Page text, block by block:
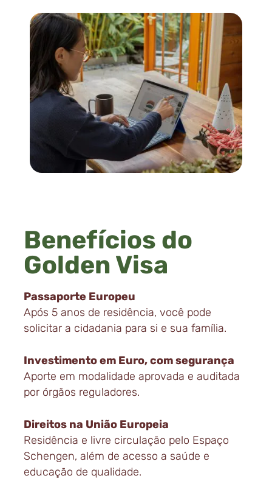
Benefícios do
Golden Visa
Passaporte Europeu
Após 5 anos de residência, você pode
solicitar a cidadania para si e sua família.
Investimento em Euro, com segurança
Aporte em modalidade aprovada e auditada
por órgãos reguladores.
Direitos na União Europeia
Residência e livre circulação pelo Espaço
Schengen, além de acesso a saúde e
educação de qualidade.